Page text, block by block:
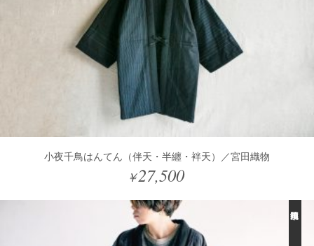
小夜千鳥はんてん（伴天・半纏・袢天）／宮田織物
￥27,500